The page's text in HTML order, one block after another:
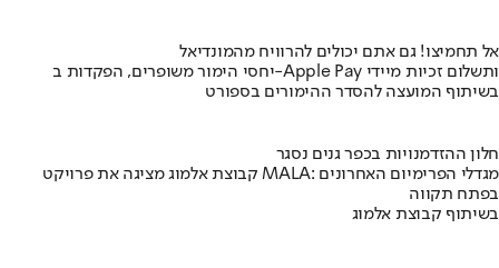
אל תחמיצו! גם אתם יכולים להרוויח מהמונדיאל
יחסי הימור משופרים, הפקדות ב-Apple Pay ותשלום זכיות מיידי
בשיתוף המועצה להסדר ההימורים בספורט
חלון ההזדמנויות בכפר גנים נסגר
קבוצת אלמוג מציגה את פרויקט MALA: מגדלי הפרימיום האחרונים
בפתח תקווה
בשיתוף קבוצת אלמוג